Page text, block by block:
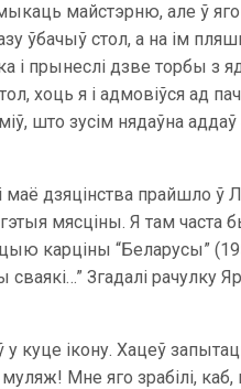
майстэрню, але ў яго
стол, а на ім
і прынеслі дзве торбы
хоць я і адмовіўся ад
што зусім нядаўна
дзяцінства прайшло ў
мясціны. Я там часта
карціны “Беларусы”
Згадалі рачулку
куце ікону. Хацеў
муляж! Мне яго зрабілі,